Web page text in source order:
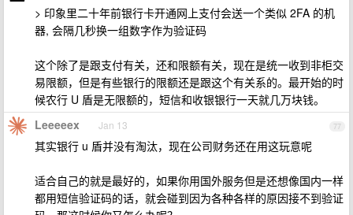
> 印象里二十年前银行卡开通网上支付会送一个类似 2FA 的机
器, 会隔几秒换一组数字作为验证码
这个除了是跟支付有关，还和限额有关，现在是统一收到非柜交
易限额，但是有些银行的限额还是跟这个有关系的。最开始的时
候农行 U 盾是无限额的，短信和收银银行一天就几万块钱。
77
Leeeeex Jan 13
其实银行 u 盾并没有淘汰，现在公司财务还在用这玩意呢
适合自己的就是最好的，如果你用国外服务但是还想像国内一样
都用短信验证码的话，就会碰到因为各种各样的原因接不到验证